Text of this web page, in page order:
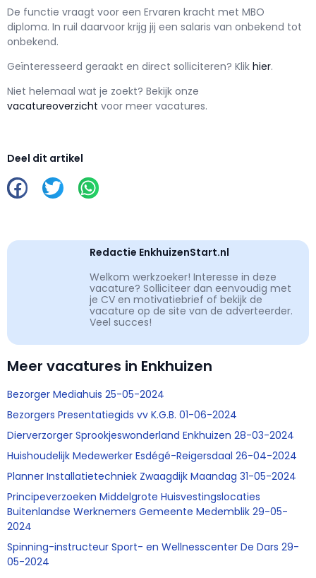
De functie vraagt voor een Ervaren kracht met MBO
diploma. In ruil daarvoor krijg jij een salaris van onbekend tot
onbekend.
Geïnteresseerd geraakt en direct solliciteren? Klik hier.
Niet helemaal wat je zoekt? Bekijk onze
vacatureoverzicht voor meer vacatures.
Deel dit artikel
Redactie EnkhuizenStart.nl
Welkom werkzoeker! Interesse in deze
vacature? Solliciteer dan eenvoudig met
je CV en motivatiebrief of bekijk de
vacature op de site van de adverteerder.
Veel succes!
Meer vacatures in Enkhuizen
Bezorger Mediahuis 25-05-2024
Bezorgers Presentatiegids vv K.G.B. 01-06-2024
Dierverzorger Sprookjeswonderland Enkhuizen 28-03-2024
Huishoudelijk Medewerker Esdégé-Reigersdaal 26-04-2024
Planner Installatietechniek Zwaagdijk Maandag 31-05-2024
Principeverzoeken Middelgrote Huisvestingslocaties
Buitenlandse Werknemers Gemeente Medemblik 29-05-
2024
Spinning-instructeur Sport- en Wellnesscenter De Dars 29-
05-2024